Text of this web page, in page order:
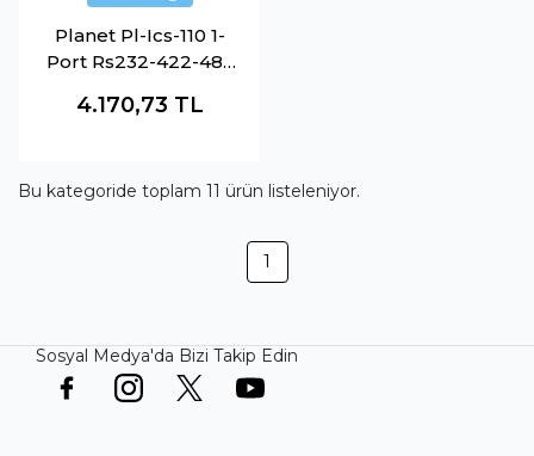
Planet Pl-Ics-110 1-
Port Rs232-422-485
4.170,73 TL
Bu kategoride toplam 11 ürün listeleniyor.
1
Sosyal Medya'da Bizi Takip Edin